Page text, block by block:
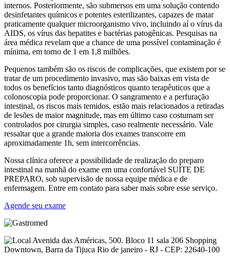
internos. Posteriormente, são submersos em uma solução contendo
desinfetantes químicos e potentes esterilizantes, capazes de matar
praticamente qualquer microorganismo vivo, incluindo aí o vírus da
AIDS, os vírus das hepatites e bactérias patogênicas. Pesquisas na
área médica revelam que a chance de uma possível contaminação é
mínima, em torno de 1 em 1,8 milhões.
Pequenos também são os riscos de complicações, que existem por se
tratar de um procedimento invasivo, mas são baixas em vista de
todos os benefícios tanto diagnósticos quanto terapêuticos que a
colonoscopia pode proporcionar. O sangramento e a perfuração
intestinal, os riscos mais temidos, estão mais relacionados a retiradas
de lesões de maior magnitude, mas em último caso costumam ser
controlados por cirurgia simples, caso realmente necessário. Vale
ressaltar que a grande maioria dos exames transcorre em
aproximadamente 1h, sem intercorrências.
Nossa clínica oferece a possibilidade de realização do preparo
intestinal na manhã do exame em uma confortável SUÍTE DE
PREPARO, sob supervisão de nossa equipe médica e de
enfermagem. Entre em contato para saber mais sobre esse serviço.
Agende seu exame
Avenida das Américas, 500. Bloco 11 sala 206 Shopping
Downtown, Barra da Tijuca Rio de janeiro - RJ - CEP: 22640-100